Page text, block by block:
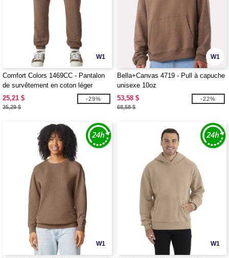
W1
Comfort Colors 1469CC - Pantalon
de survêtement en coton léger
unisexe
25,21 $
35,29 $
-29%
W1
Bella+Canvas 4719 - Pull à capuche
unisexe 10oz
53,58 $
68,58 $
-22%
W1 W1